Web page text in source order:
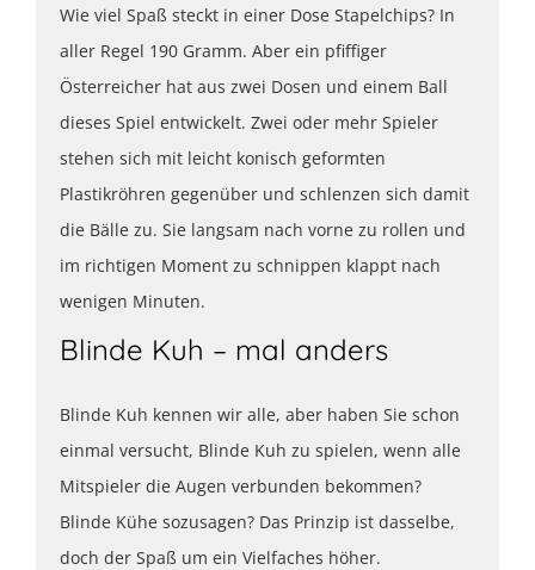
Wie viel Spaß steckt in einer Dose Stapelchips? In
aller Regel 190 Gramm. Aber ein pfiffiger
Österreicher hat aus zwei Dosen und einem Ball
dieses Spiel entwickelt. Zwei oder mehr Spieler
stehen sich mit leicht konisch geformten
Plastikröhren gegenüber und schlenzen sich damit
die Bälle zu. Sie langsam nach vorne zu rollen und
im richtigen Moment zu schnippen klappt nach
wenigen Minuten.
Blinde Kuh – mal anders
Blinde Kuh kennen wir alle, aber haben Sie schon
einmal versucht, Blinde Kuh zu spielen, wenn alle
Mitspieler die Augen verbunden bekommen?
Blinde Kühe sozusagen? Das Prinzip ist dasselbe,
doch der Spaß um ein Vielfaches höher.